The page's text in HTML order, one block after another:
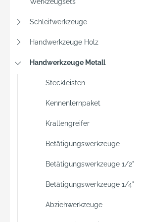
Schleifwerkzeuge
Handwerkzeuge Holz
Handwerkzeuge Metall
Steckleisten
Kennenlernpaket
Krallengreifer
Betätigungswerkzeuge
Betätigungswerkzeuge 1/2"
Betätigungswerkzeuge 1/4"
Abziehwerkzeuge